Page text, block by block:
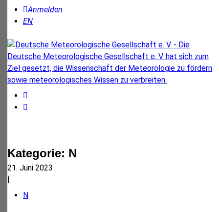
Anmelden
EN
Kategorie: N
21. Juni 2023
|
N